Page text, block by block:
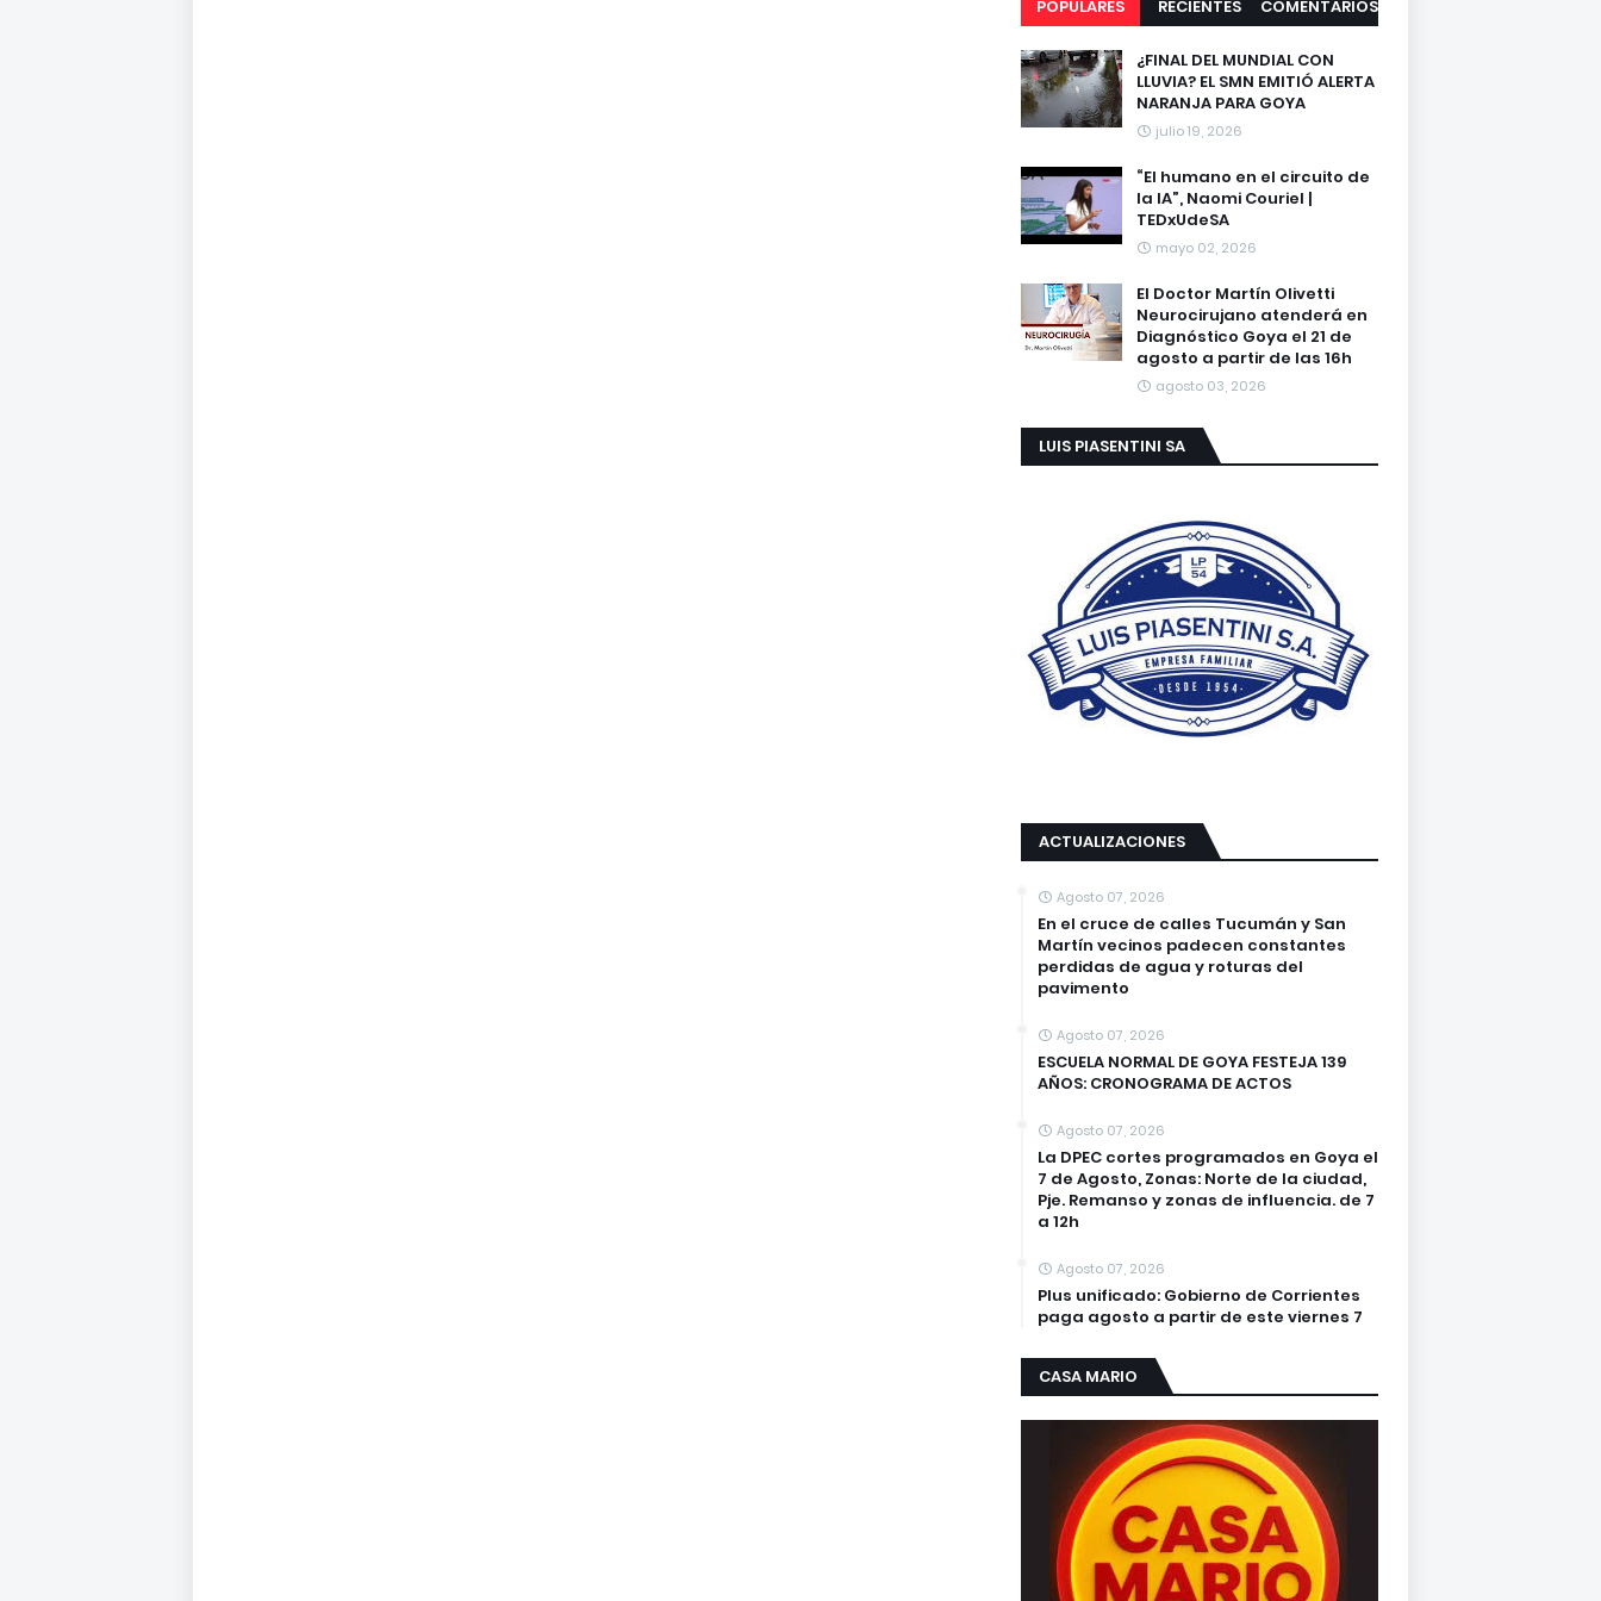
POPULARES RECIENTES COMENTARIOS
¿FINAL DEL MUNDIAL CON
LLUVIA? EL SMN EMITIÓ ALERTA
NARANJA PARA GOYA
julio 19, 2026
“El humano en el circuito de
la IA”, Naomi Couriel |
TEDxUdeSA
mayo 02, 2026
El Doctor Martín Olivetti
Neurocirujano atenderá en
Diagnóstico Goya el 21 de
agosto a partir de las 16h
agosto 03, 2026
LUIS PIASENTINI SA
ACTUALIZACIONES
Agosto 07, 2026
En el cruce de calles Tucumán y San
Martín vecinos padecen constantes
perdidas de agua y roturas del
pavimento
Agosto 07, 2026
ESCUELA NORMAL DE GOYA FESTEJA 139
AÑOS: CRONOGRAMA DE ACTOS
Agosto 07, 2026
La DPEC cortes programados en Goya el
7 de Agosto, Zonas: Norte de la ciudad,
Pje. Remanso y zonas de influencia. de 7
a 12h
Agosto 07, 2026
Plus unificado: Gobierno de Corrientes
paga agosto a partir de este viernes 7
CASA MARIO